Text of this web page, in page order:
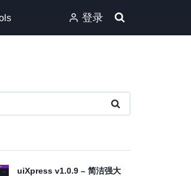
登录
uiXpress v1.0.9 – 简洁强大